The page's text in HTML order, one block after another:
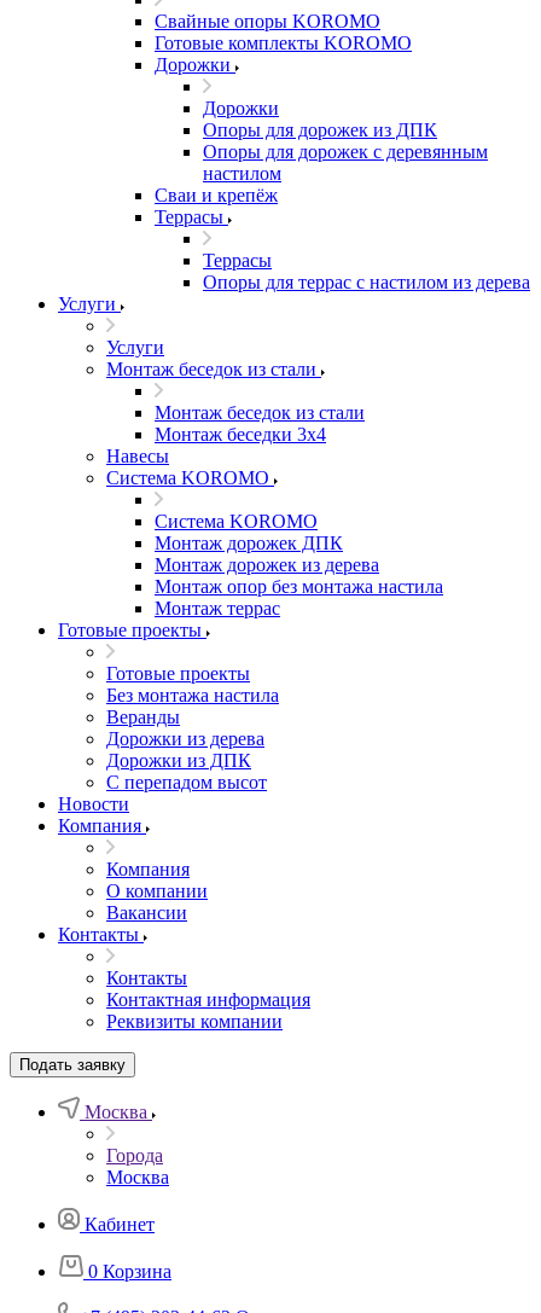
Свайные опоры KOROMO
Готовые комплекты KOROMO
Дорожки
Дорожки
Опоры для дорожек из ДПК
Опоры для дорожек с деревянным
настилом
Сваи и крепёж
Террасы
Террасы
Опоры для террас с настилом из дерева
Услуги
Услуги
Монтаж беседок из стали
Монтаж беседок из стали
Монтаж беседки 3х4
Навесы
Система KOROMO
Система KOROMO
Монтаж дорожек ДПК
Монтаж дорожек из дерева
Монтаж опор без монтажа настила
Монтаж террас
Готовые проекты
Готовые проекты
Без монтажа настила
Веранды
Дорожки из дерева
Дорожки из ДПК
С перепадом высот
Новости
Компания
Компания
О компании
Вакансии
Контакты
Контакты
Контактная информация
Реквизиты компании
Подать заявку
Москва
Города
Москва
Кабинет
0 Корзина